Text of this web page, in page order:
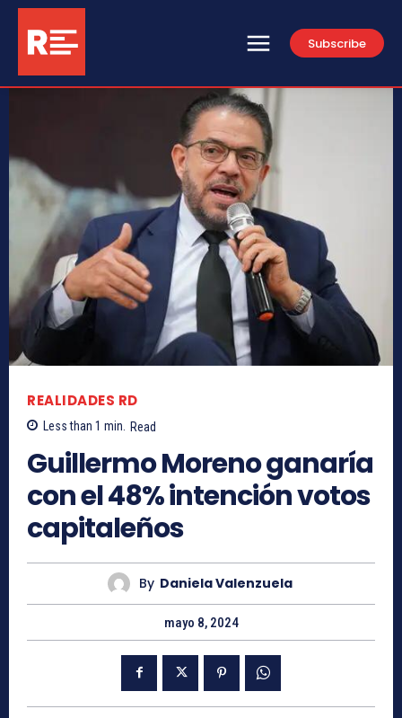
Subscribe
REALIDADES RD
Less than 1 min. Read
Guillermo Moreno ganaría
con el 48% intención votos
capitaleños
By Daniela Valenzuela
mayo 8, 2024